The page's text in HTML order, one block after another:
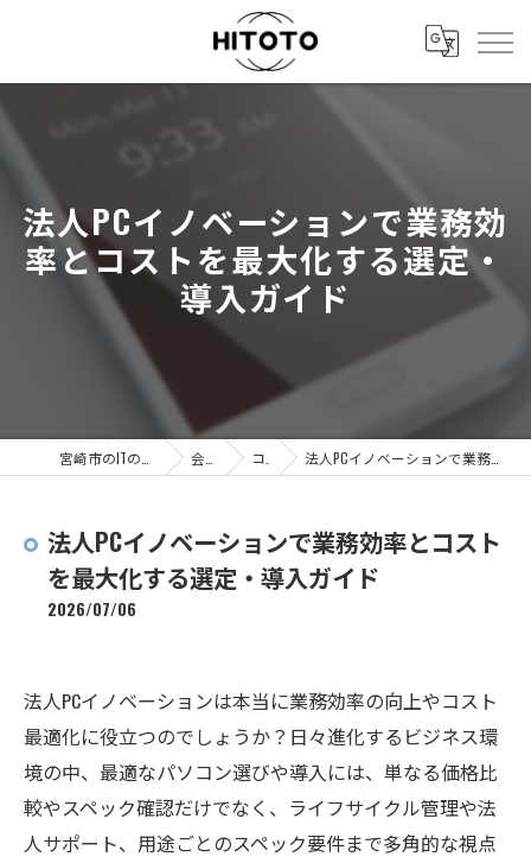
法人PCイノベーションで業務効
率とコストを最大化する選定・
導入ガイド
会社概要 コラム 法人PCイノベーションで業務効率とコストを最大化する選定・導入ガイド
法人PCイノベーションで業務効率とコスト
を最大化する選定・導入ガイド
2026/07/06
法人PCイノベーションは本当に業務効率の向上やコスト
最適化に役立つのでしょうか？日々進化するビジネス環
境の中、最適なパソコン選びや導入には、単なる価格比
較やスペック確認だけでなく、ライフサイクル管理や法
人サポート、用途ごとのスペック要件まで多角的な視点